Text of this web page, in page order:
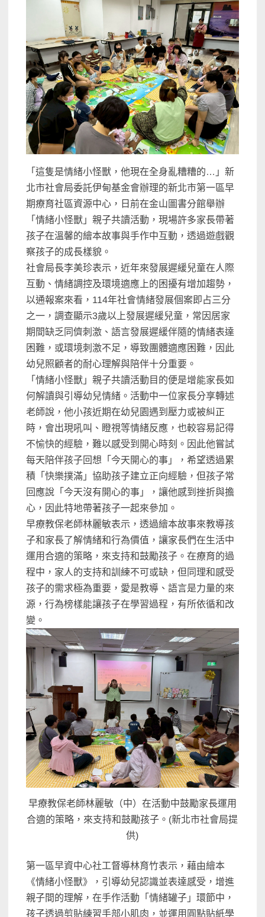
「這隻是情緒小怪獸，他現在全身亂糟糟的…」新
北市社會局委託伊甸基金會辦理的新北市第一區早
期療育社區資源中心，日前在金山圖書分館舉辦
「情緒小怪獸」親子共讀活動，現場許多家長帶著
孩子在溫馨的繪本故事與手作中互動，透過遊戲觀
察孩子的成長樣貌。
社會局長李美珍表示，近年來發展遲緩兒童在人際
互動、情緒調控及環境適應上的困擾有增加趨勢，
以通報案來看，114年社會情緒發展個案即占三分
之一，調查顯示3歲以上發展遲緩兒童，常因居家
期間缺乏同儕刺激、語言發展遲緩伴隨的情緒表達
困難，或環境刺激不足，導致團體適應困難，因此
幼兒照顧者的耐心理解與陪伴十分重要。
「情緒小怪獸」親子共讀活動目的便是增能家長如
何解讀與引導幼兒情緒。活動中一位家長分享轉述
老師說，他小孩近期在幼兒園遇到壓力或被糾正
時，會出現吼叫、瞪視等情緒反應，也較容易記得
不愉快的經驗，難以感受到開心時刻。因此他嘗試
每天陪伴孩子回想「今天開心的事」，希望透過累
積「快樂撲滿」協助孩子建立正向經驗，但孩子常
回應說「今天沒有開心的事」，讓他感到挫折與擔
心，因此特地帶著孩子一起來參加。
早療教保老師林麗敏表示，透過繪本故事來教導孩
子和家長了解情緒和行為價值，讓家長們在生活中
運用合適的策略，來支持和鼓勵孩子。在療育的過
程中，家人的支持和訓練不可或缺，但同理和感受
孩子的需求極為重要，愛是教導、語言是力量的來
源，行為榜樣能讓孩子在學習過程，有所依循和改
變。
早療教保老師林麗敏（中）在活動中鼓勵家長運用
合適的策略，來支持和鼓勵孩子。(新北市社會局提
供)
第一區早資中心社工督導林育竹表示，藉由繪本
《情緒小怪獸》，引導幼兒認識並表達感受，增進
親子間的理解，在手作活動「情緒罐子」環節中，
孩子透過剪貼練習手部小肌肉，並運用圓點貼紙學